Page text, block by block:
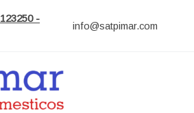
-
info@satpimar.com